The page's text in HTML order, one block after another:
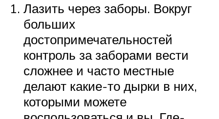
Лазить через заборы. Вокруг
больших
достопримечательностей
контроль за заборами вести
сложнее и часто местные
делают какие-то дырки в них,
которыми можете